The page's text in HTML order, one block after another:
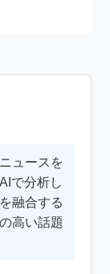
ュースを
で分析し
融合する
高い話題